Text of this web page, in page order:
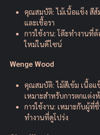
คุณสมบัติ: ไม้เนื้อแข็ง สี
และเชื้อรา
การใช้งาน: โต๊ะทำงานที่
ใหม่ในดีไซน์
Wenge Wood
คุณสมบัติ: ไม้สีเข้ม เนื้อแ
เหมาะสำหรับการตกแต่ง
การใช้งาน: เหมาะกับผู้
ทำงานที่ดูโปร่ง